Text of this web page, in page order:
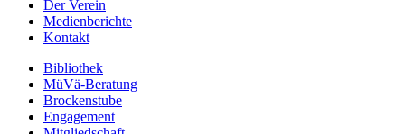
Der Verein
Medienberichte
Kontakt
Bibliothek
MüVä-Beratung
Brockenstube
Engagement